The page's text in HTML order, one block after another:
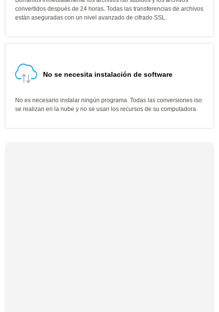
convertidos después de 24 horas. Todas las transferencias de archivos
están aseguradas con un nivel avanzado de cifrado SSL.
No se necesita instalación de software
No es necesario instalar ningún programa. Todas las conversiones iso
se realizan en la nube y no se usan los recursos de su computadora.